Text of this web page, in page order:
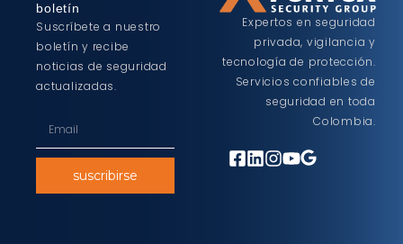
boletín
Suscríbete a nuestro
boletín y recibe
noticias de seguridad
actualizadas.
suscribirse
Expertos en seguridad
privada, vigilancia y
tecnología de protección.
Servicios confiables de
seguridad en toda
Colombia.